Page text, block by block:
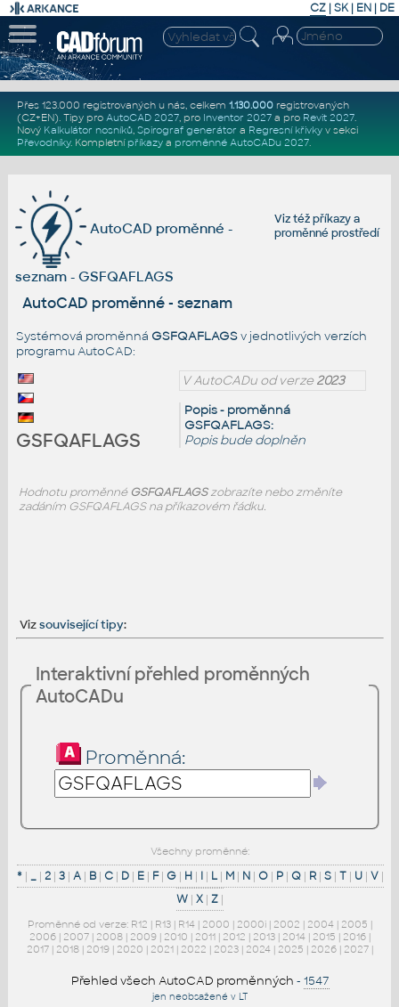
CZ | SK| EN | DE
Přes 123.000 registrovaných u nás, celkem 1.130.000registrovaných
(CZ+EN). Tipy pro AutoCAD 2027, pro Inventor 2027a pro Revit 2027.
Nový Kalkulátor nosníků, Spirograf generátor a Regresní křivkyv sekci
Převodníky. Kompletní příkazya proměnné AutoCADu 2027.
Viz téžpříkazya
proměnné prostředí
AutoCAD proměnné -
seznam - GSFQAFLAGS
AutoCAD proměnné - seznam
Systémová proměnná GSFQAFLAGSv jednotlivých verzích
programu AutoCAD:
V AutoCADu od verze2023
Popis - proměnná
GSFQAFLAGS:
Popis bude doplněn
GSFQAFLAGS
Hodnotu proměnné GSFQAFLAGSzobrazíte nebo změníte
zadáním GSFQAFLAGS na příkazovém řádku.
Vizsouvisející tipy:
Interaktivní přehled proměnných
AutoCADu
Proměnná:
Všechny proměnné:
*| _| 2| 3| A| B| C| D| E| F| G| H | I| L| M| N| O| P| Q| R| S| T| U| V|
W | X | Z |
Proměnné od verze: R12 | R13 | R14 | 2000 | 2000i | 2002 | 2004 | 2005 |
2006 | 2007 | 2008 | 2009 | 2010 | 2011 | 2012 | 2013 | 2014 | 2015 | 2016 |
2017 | 2018 | 2019 | 2020 | 2021 | 2022 | 2023 | 2024 | 2025 | 2026 | 2027 |
Přehled všech AutoCAD proměnných - 1547
jen neobsažené v LT